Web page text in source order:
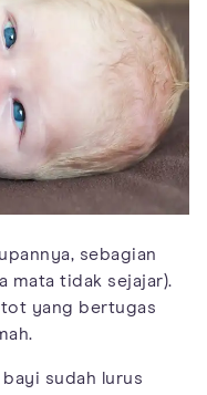
sebagian
mata tidak sejajar).
yang bertugas
sudah lurus